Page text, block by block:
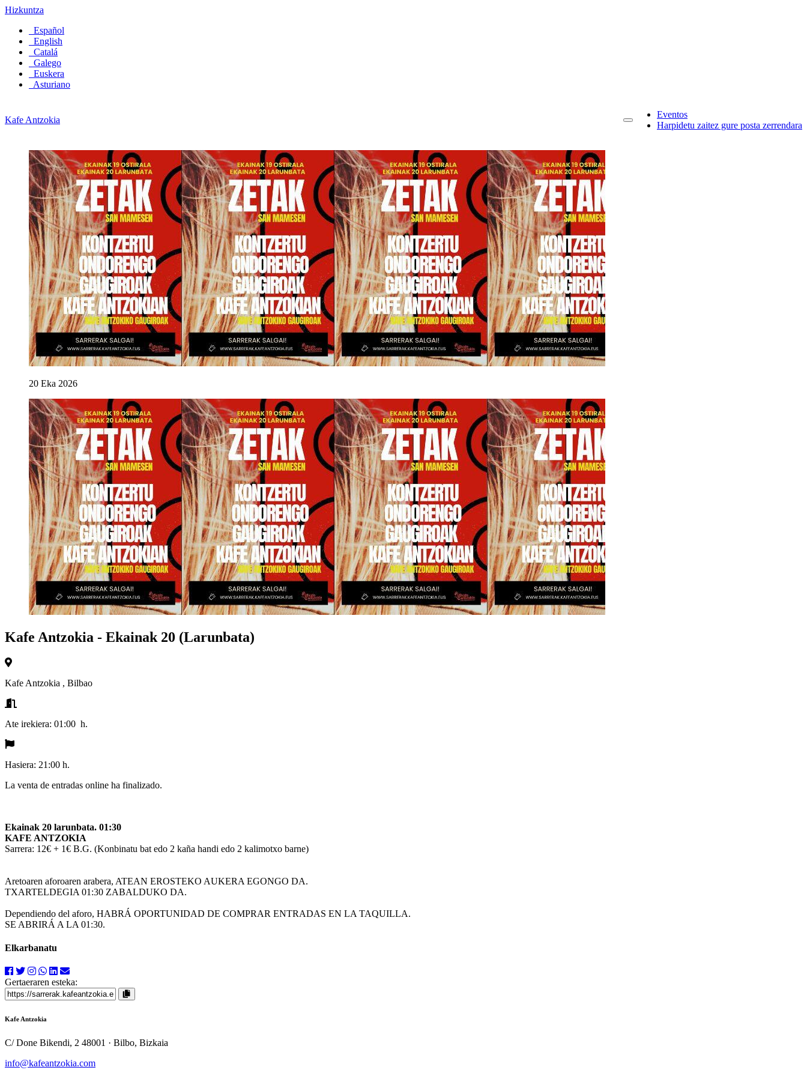
Hizkuntza
Español
English
Catalá
Galego
Euskera
Asturiano
Kafe Antzokia
Eventos
Harpidetu zaitez gure posta zerrendara
20 Eka 2026
Kafe Antzokia - Ekainak 20 (Larunbata)
Kafe Antzokia , Bilbao
Ate irekiera: 01:00 h.
Hasiera: 21:00 h.
La venta de entradas online ha finalizado.
Ekainak 20 larunbata. 01:30
KAFE ANTZOKIA
Sarrera: 12€ + 1€ B.G. (Konbinatu bat edo 2 kaña handi edo 2 kalimotxo barne)
Aretoaren aforoaren arabera, ATEAN EROSTEKO AUKERA EGONGO DA.
TXARTELDEGIA 01:30 ZABALDUKO DA.
Dependiendo del aforo, HABRÁ OPORTUNIDAD DE COMPRAR ENTRADAS EN LA TAQUILLA.
SE ABRIRÁ A LA 01:30.
Elkarbanatu
Gertaeraren esteka:
Kafe Antzokia
C/ Done Bikendi, 2 48001 · Bilbo, Bizkaia
info@kafeantzokia.com